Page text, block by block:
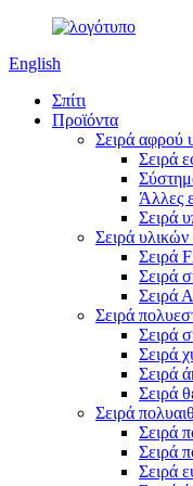
English
Σπίτι
Προϊόντα
Σειρά αφρού
Σειρά
Άλλες
Σειρά
Σειρά
Σειρά
Σειρά
Σειρά
Σειρά
Σειρά
Σειρά
Σειρά
Σειρά
Σειρά
Σειρά
Σειρά
Σειρά